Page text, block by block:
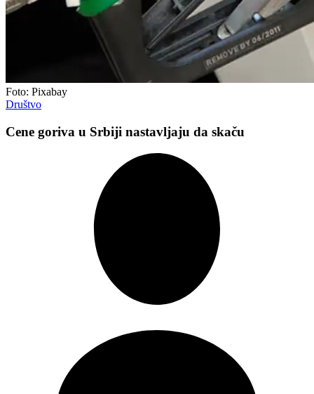
Foto: Pixabay
Društvo
Cene goriva u Srbiji nastavljaju da skaču